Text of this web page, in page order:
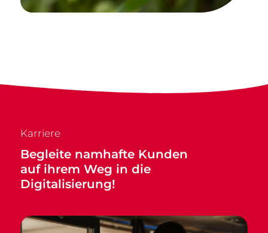
Karriere
Begleite namhafte Kunden
auf ihrem Weg in die
Digitalisierung!